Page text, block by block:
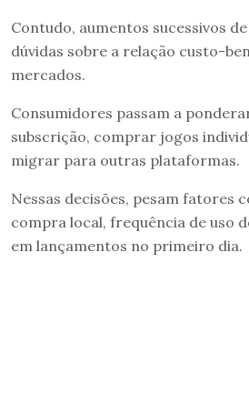
Contudo, aumentos sucessivos
dúvidas sobre a relação custo-
mercados.
Consumidores passam a
subscrição, comprar jogos
migrar para outras plataformas.
Nessas decisões, pesam fatores
compra local, frequência de uso
em lançamentos no primeiro dia.